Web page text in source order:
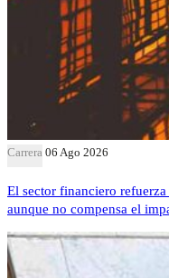
Carrera 06 Ago 2026
El sector financiero
aunque no compensa el